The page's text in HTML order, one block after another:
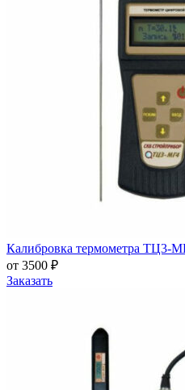
Калибровка термометра ТЦ3-
от 3500 ₽
Заказать